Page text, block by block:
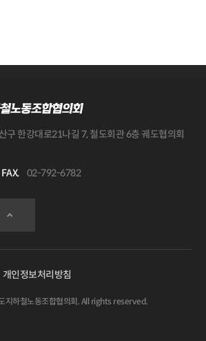
구 한강대로21나길 7, 철도회관 6층 궤도협의회
FAX. 02-792-6782
개인정보처리방침
하철노동조합협의회. All rights reserved.